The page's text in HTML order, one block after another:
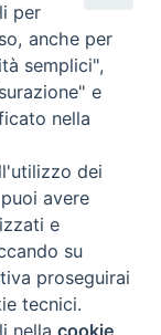
- Tutti i
per
anche per
semplici",
e
nella
dei
avere
e
su
proseguirai
tecnici.